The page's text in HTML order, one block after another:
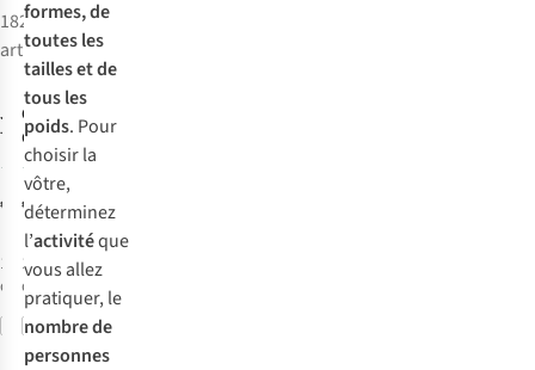
182
articles
Jack Wolfskin
Tente
Gossamer
€199,95
1
couleur
disponible
Comparer
Coleman
Galiano 4
€129,95
1 couleur
disponible
Comparer
formes, de
toutes les
tailles et de
tous les
poids. Pour
choisir la
vôtre,
déterminez
l’activitéque
vous allez
pratiquer, le
nombre de
personnes